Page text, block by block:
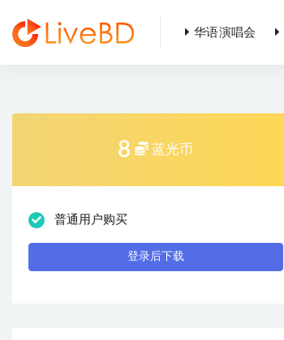
华语演唱会
8 蓝光币
普通用户购买
登录后下载